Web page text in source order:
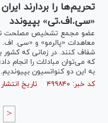
تحریم‌ها را بردارند
«سی.اف.تی» بپیوندد
عضو مجمع تشخیص مصلحت
معاهدات «پالرمو» و «سی. اف.
شفاف کنند. در زمانی که کشور
که می‌توان مبادلات را انجام
به این دو کنوانسیون بپیوندیم.
کد خبر: ۴۹۹۸۴۰ تاریخ انتشار : ۱۳۹۷/۱۲/۱۴
>